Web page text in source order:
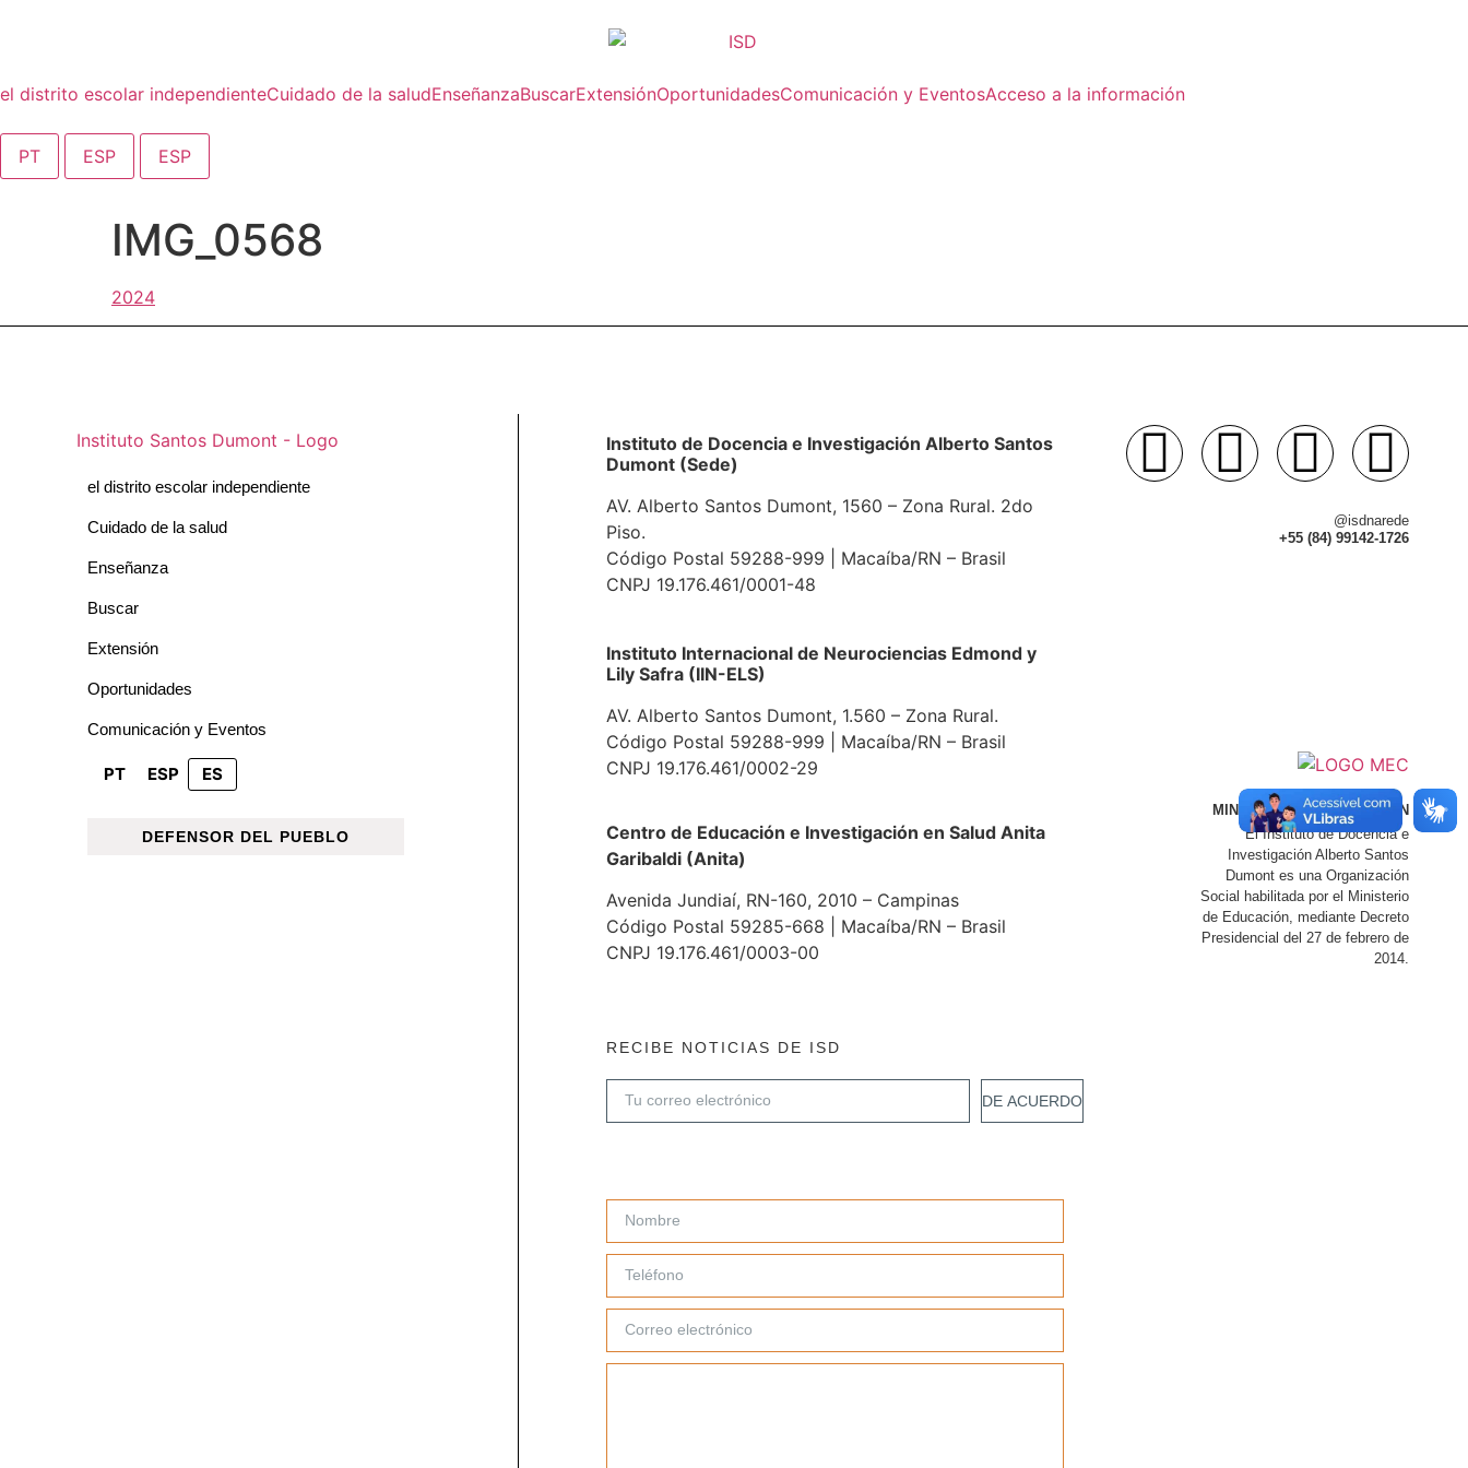
el distrito escolar independienteCuidado de la saludEnseñanzaBuscarExtensiónOportunidadesComunicación y EventosAcceso a la información
PT ESP ESP
IMG_0568
el distrito escolar independiente
Cuidado de la salud
Enseñanza
Buscar
Extensión
Oportunidades
Comunicación y Eventos
PT ESP ES
DEFENSOR DEL PUEBLO
Instituto de Docencia e Investigación Alberto Santos
Dumont (Sede)
AV. Alberto Santos Dumont, 1560 – Zona Rural. 2do
Piso.
Código Postal 59288-999 | Macaíba/RN – Brasil
CNPJ 19.176.461/0001-48
Instituto Internacional de Neurociencias Edmond y
Lily Safra (IIN-ELS)
AV. Alberto Santos Dumont, 1.560 – Zona Rural.
Código Postal 59288-999 | Macaíba/RN – Brasil
CNPJ 19.176.461/0002-29
Centro de Educación e Investigación en Salud Anita
Garibaldi (Anita)
Avenida Jundiaí, RN-160, 2010 – Campinas
Código Postal 59285-668 | Macaíba/RN – Brasil
CNPJ 19.176.461/0003-00
RECIBE NOTICIAS DE ISD
DE ACUERDO
@isdnarede
+55 (84) 99142-1726
MINISTERIO DE EDUCACIÓN
El Instituto de Docencia e
Investigación Alberto Santos
Dumont es una Organización
Social habilitada por el Ministerio
de Educación, mediante Decreto
Presidencial del 27 de febrero de
2014.